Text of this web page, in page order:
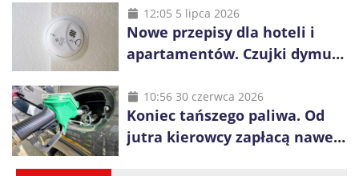
konkurencji
12:05 5 lipca 2026
Nowe przepisy dla hoteli i
apartamentów. Czujki dymu
10:56 30 czerwca 2026
Koniec tańszego paliwa. Od
jutra kierowcy zapłacą nawet